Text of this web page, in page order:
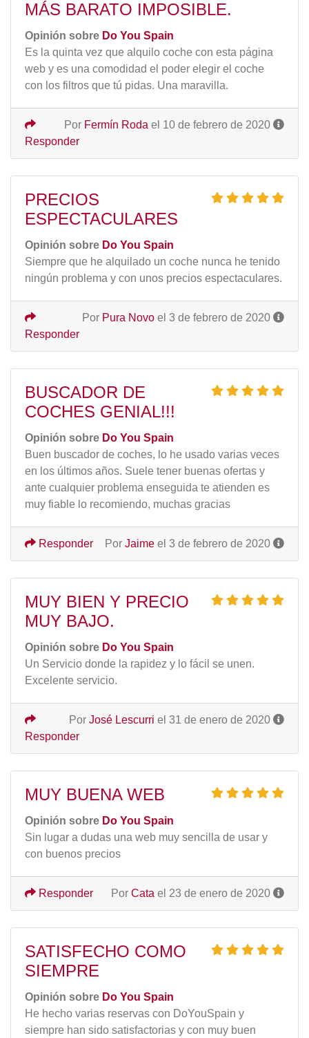
MÁS BARATO IMPOSIBLE.
Opinión sobre Do You Spain
Es la quinta vez que alquilo coche con esta página
web y es una comodidad el poder elegir el coche
con los filtros que tú pidas. Una maravilla.
Por Fermín Roda el 10 de febrero de 2020
Responder
PRECIOS
ESPECTACULARES
Opinión sobre Do You Spain
Siempre que he alquilado un coche nunca he tenido
ningún problema y con unos precios espectaculares.
Por Pura Novo el 3 de febrero de 2020
Responder
BUSCADOR DE
COCHES GENIAL!!!
Opinión sobre Do You Spain
Buen buscador de coches, lo he usado varias veces
en los últimos años. Suele tener buenas ofertas y
ante cualquier problema enseguida te atienden es
muy fiable lo recomiendo, muchas gracias
Por Jaime el 3 de febrero de 2020
Responder
MUY BIEN Y PRECIO
MUY BAJO.
Opinión sobre Do You Spain
Un Servicio donde la rapidez y lo fácil se unen.
Excelente servicio.
Por José Lescurri el 31 de enero de 2020
Responder
MUY BUENA WEB
Opinión sobre Do You Spain
Sin lugar a dudas una web muy sencilla de usar y
con buenos precios
Por Cata el 23 de enero de 2020
Responder
SATISFECHO COMO
SIEMPRE
Opinión sobre Do You Spain
He hecho varias reservas con DoYouSpain y
siempre han sido satisfactorias y con muy buen